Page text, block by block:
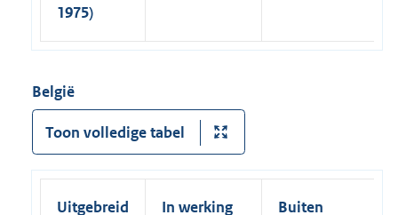
1975)
België
Toon volledige tabel
Uitgebreid
In werking
Buiten